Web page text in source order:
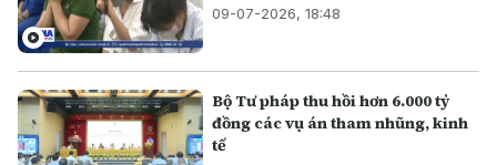
09-07-2026, 18:48
Bộ Tư pháp thu hồi hơn 6.000 tỷ
đồng các vụ án tham nhũng, kinh
tế